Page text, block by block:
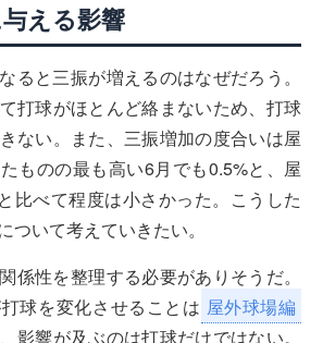
える影響
ると三振が増えるのはなぜだろう。
打球がほとんど絡まないため、打球
ない。また、三振増加の度合いは屋
ものの最も高い6月でも0.5%と、屋
比べて程度は小さかった。こうした
ついて考えていきたい。
係性を整理する必要がありそうだ。
球を変化させることは 屋外球場編
影響が及ぶのは打球だけではない。